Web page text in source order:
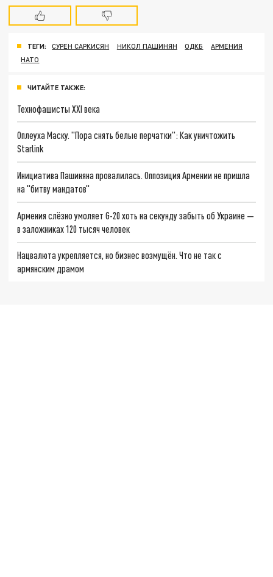
ТЕГИ: СУРЕН САРКИСЯН НИКОЛ ПАШИНЯН ОДКБ
АРМЕНИЯ
НАТО
ЧИТАЙТЕ ТАКЖЕ:
Технофашисты XXI века
Оплеуха Маску. "Пора снять белые перчатки": Как уничтожить
Starlink
Инициатива Пашиняна провалилась. Оппозиция Армении не пришла
на "битву мандатов"
Армения слёзно умоляет G-20 хоть на секунду забыть об Украине —
в заложниках 120 тысяч человек
Нацвалюта укрепляется, но бизнес возмущён. Что не так с
армянским драмом